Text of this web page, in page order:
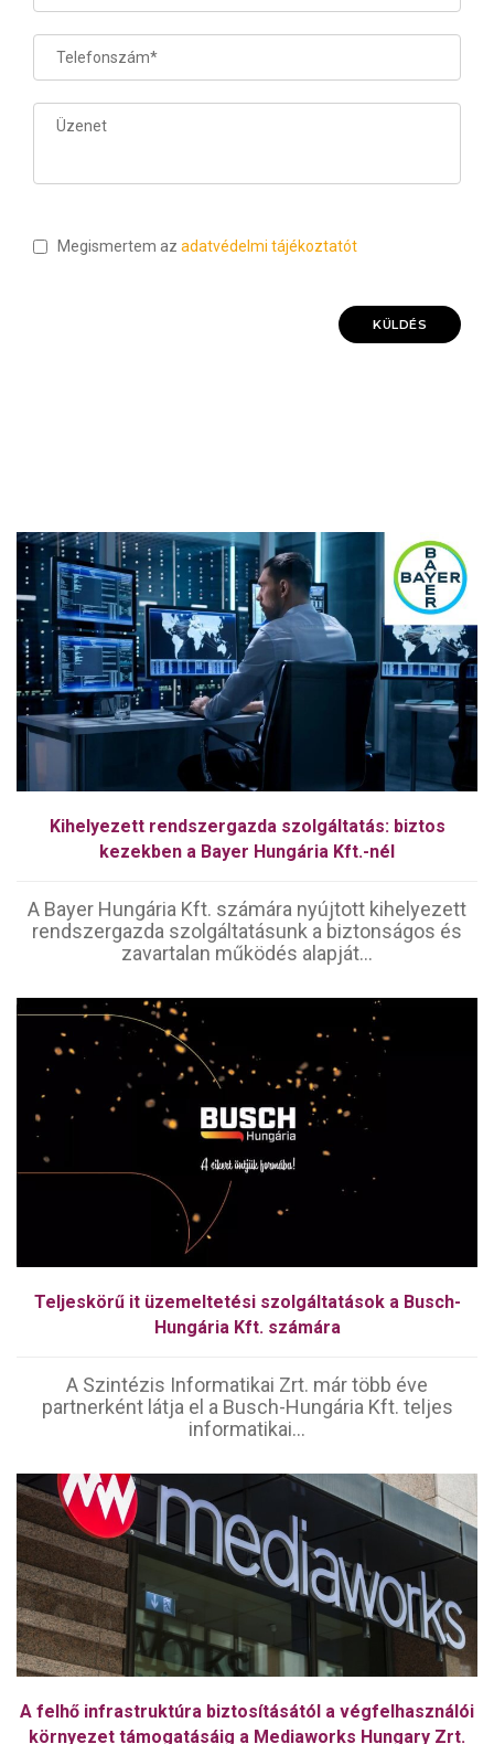
Megismertem az adatvédelmi tájékoztatót
Kihelyezett rendszergazda szolgáltatás: biztos
kezekben a Bayer Hungária Kft.-nél
A Bayer Hungária Kft. számára nyújtott kihelyezett
rendszergazda szolgáltatásunk a biztonságos és
zavartalan működés alapját...
Teljeskörű it üzemeltetési szolgáltatások a Busch-
Hungária Kft. számára
A Szintézis Informatikai Zrt. már több éve
partnerként látja el a Busch-Hungária Kft. teljes
informatikai...
A felhő infrastruktúra biztosításától a végfelhasználói
környezet támogatásáig a Mediaworks Hungary Zrt.